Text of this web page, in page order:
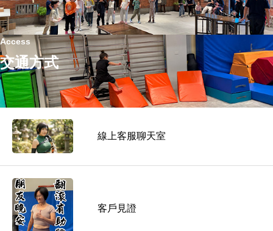
Access
交通方式
線上客服聊天室
客戶見證